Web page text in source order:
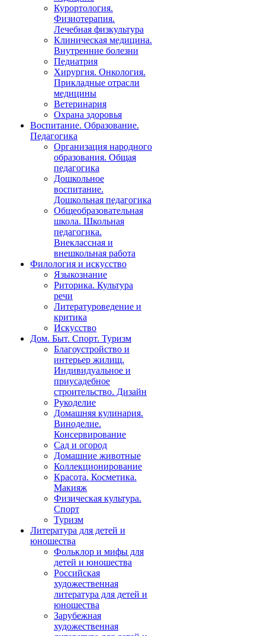
Курортология.
Физиотерапия.
Лечебная физкультура
Клиническая медицина.
Внутренние болезни
Педиатрия
Хирургия. Онкология.
Прикладные отрасли
медицины
Ветеринария
Охрана здоровья
Воспитание. Образование.
Педагогика
Организация народного
образования. Общая
педагогика
Дошкольное
воспитание.
Дошкольная педагогика
Общеобразовательная
школа. Школьная
педагогика.
Внеклассная и
внешкольная работа
Филология и искусство
Языкознание
Риторика. Культура
речи
Литературоведение и
критика
Искусство
Дом. Быт. Спорт. Туризм
Благоустройство и
интерьер жилищ.
Индивидуальное и
приусадебное
строительство. Дизайн
Рукоделие
Домашняя кулинария.
Виноделие.
Консервирование
Сад и огород
Домашние животные
Коллекционирование
Красота. Косметика.
Макияж
Физическая культура.
Спорт
Туризм
Литература для детей и
юношества
Фольклор и мифы для
детей и юношества
Российская
художественная
литература для детей и
юношества
Зарубежная
художественная